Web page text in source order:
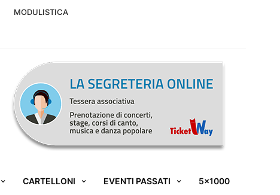
MODULISTICA
CARTELLONI EVENTI PASSATI 5×1000